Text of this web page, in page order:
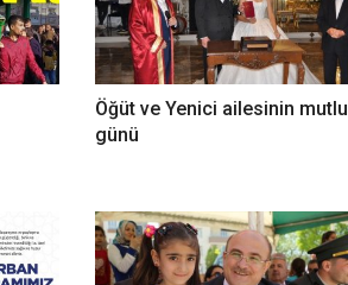
Öğüt ve Yenici ailesinin mutlu
günü